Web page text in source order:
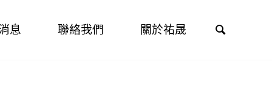
息 聯絡我們 關於祐晟